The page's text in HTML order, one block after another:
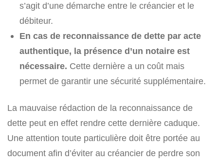
s’agit d’une démarche entre le créancier et le
débiteur.
En cas de reconnaissance de dette par acte
authentique, la présence d’un notaire est
nécessaire. Cette dernière a un coût mais
permet de garantir une sécurité supplémentaire.
La mauvaise rédaction de la reconnaissance de
dette peut en effet rendre cette dernière caduque.
Une attention toute particulière doit être portée au
document afin d’éviter au créancier de perdre son